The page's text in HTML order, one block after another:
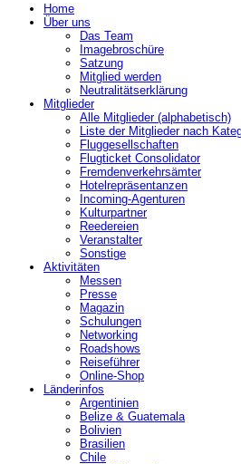
Home
Über uns
Das Team
Imagebroschüre
Satzung
Mitglied werden
Neutralitätserklärung
Mitglieder
Alle Mitglieder (alphabetisch)
Liste der Mitglieder nach
Fluggesellschaften
Flugticket Consolidator
Fremdenverkehrsämter
Hotelrepräsentanzen
Incoming-Agenturen
Kulturpartner
Reedereien
Veranstalter
Sonstige
Aktivitäten
Messen
Presse
Magazin
Schulungen
Networking
Roadshows
Reiseführer
Online-Shop
Länderinfos
Argentinien
Belize & Guatemala
Bolivien
Brasilien
Chile